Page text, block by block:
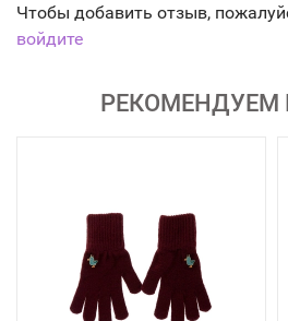
Чтобы добавить отзыв,
войдите
РЕКОМЕНДУЕМ